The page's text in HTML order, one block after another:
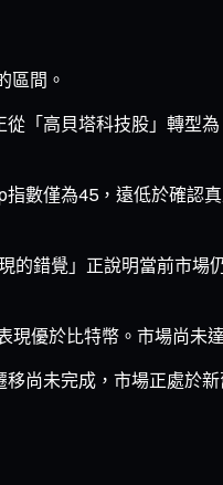
區間。
「高貝塔科技股」轉型
數僅為45，遠低於確認
錯覺」正說明當前市場
優於比特幣。市場尚未
尚未完成，市場正處於